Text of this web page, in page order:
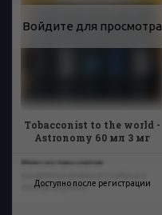
Войдите для просмотра
Tobacconist to the world -
Astronomy 60 мл 3 мг
Доступно после регистрации
Микс из трех сортов
спелой черники.